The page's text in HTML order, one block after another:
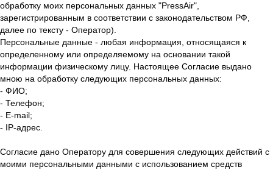
обработку моих персональных данных "PressAir",
зарегистрированным в соответствии с законодательством РФ,
далее по тексту - Оператор).
Персональные данные - любая информация, относящаяся к
определенному или определяемому на основании такой
информации физическому лицу. Настоящее Согласие выдано
мною на обработку следующих персональных данных:
- ФИО;
- Телефон;
- E-mail;
- IP-адрес.
Согласие дано Оператору для совершения следующих действий с
моими персональными данными с использованием средств